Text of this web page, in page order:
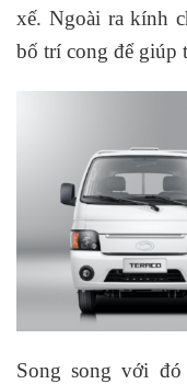
xế. Ngoài ra kính
bố trí cong để giúp
Song song với